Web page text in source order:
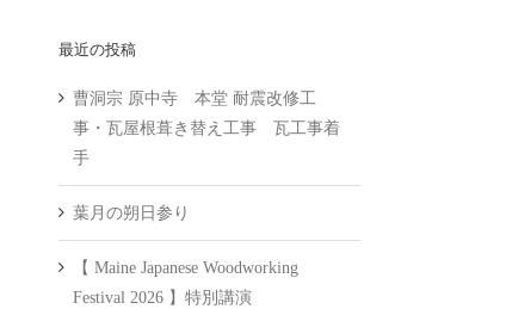
最近の投稿
曹洞宗 原中寺 本堂 耐震改修工
事・瓦屋根葺き替え工事 瓦工事着
手
葉月の朔日参り
【 Maine Japanese Woodworking
Festival 2026 】特別講演